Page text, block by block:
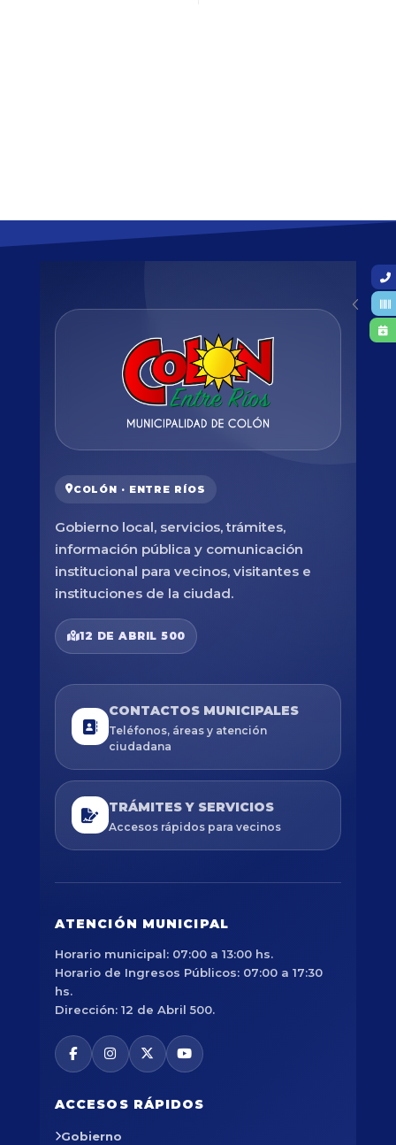
COLÓN · ENTRE RÍOS
Gobierno local, servicios, trámites,
información pública y comunicación
institucional para vecinos, visitantes e
instituciones de la ciudad.
12 DE ABRIL 500
CONTACTOS MUNICIPALES
Teléfonos, áreas y atención
ciudadana
TRÁMITES Y SERVICIOS
Accesos rápidos para vecinos
ATENCIÓN MUNICIPAL
Horario municipal: 07:00 a 13:00 hs.
Horario de Ingresos Públicos: 07:00 a 17:30
hs.
Dirección: 12 de Abril 500.
ACCESOS RÁPIDOS
Gobierno